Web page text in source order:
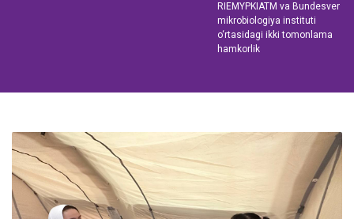
RIEMYPKIATM va Bundesver
mikrobiologiya instituti
o‘rtasidagi ikki tomonlama
hamkorlik